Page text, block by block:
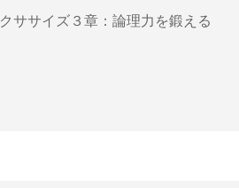
ササイズ３章：論理力を鍛える